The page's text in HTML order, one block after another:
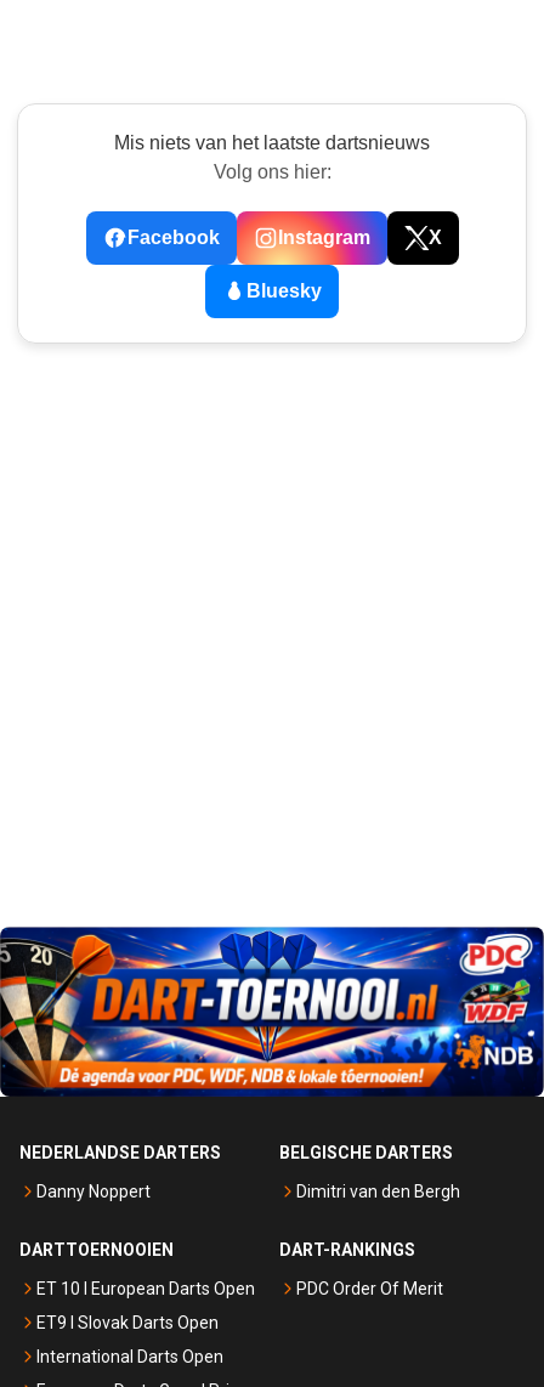
Mis niets van het laatste dartsnieuws
Volg ons hier:
Facebook Instagram X
Bluesky
NEDERLANDSE DARTERS
Danny Noppert
BELGISCHE DARTERS
Dimitri van den Bergh
DARTTOERNOOIEN
ET 10 I European Darts Open
ET9 I Slovak Darts Open
International Darts Open
DART-RANKINGS
PDC Order Of Merit